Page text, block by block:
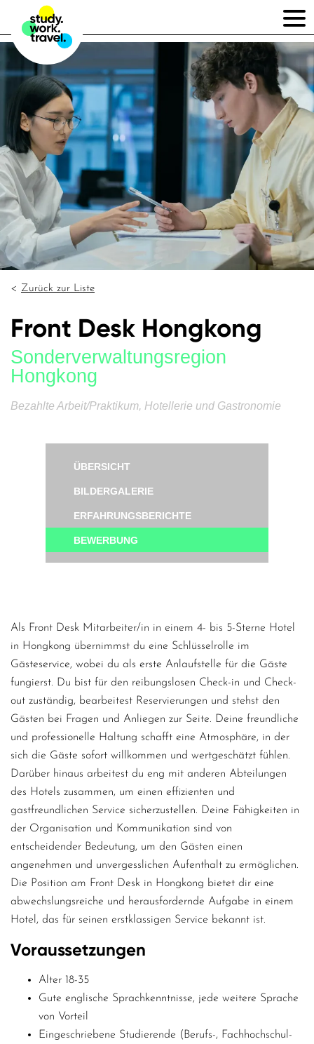
Zurück zur Liste
Front Desk Hongkong
Sonderverwaltungsregion
Hongkong
Bezahlte Arbeit/Praktikum, Hotellerie und Gastronomie
ÜBERSICHT
BILDERGALERIE
ERFAHRUNGSBERICHTE
BEWERBUNG
Als Front Desk Mitarbeiter/in in einem 4- bis 5-Sterne Hotel
in Hongkong übernimmst du eine Schlüsselrolle im
Gästeservice, wobei du als erste Anlaufstelle für die Gäste
fungierst. Du bist für den reibungslosen Check-in und Check-
out zuständig, bearbeitest Reservierungen und stehst den
Gästen bei Fragen und Anliegen zur Seite. Deine freundliche
und professionelle Haltung schafft eine Atmosphäre, in der
sich die Gäste sofort willkommen und wertgeschätzt fühlen.
Darüber hinaus arbeitest du eng mit anderen Abteilungen
des Hotels zusammen, um einen effizienten und
gastfreundlichen Service sicherzustellen. Deine Fähigkeiten in
der Organisation und Kommunikation sind von
entscheidender Bedeutung, um den Gästen einen
angenehmen und unvergesslichen Aufenthalt zu ermöglichen.
Die Position am Front Desk in Hongkong bietet dir eine
abwechslungsreiche und herausfordernde Aufgabe in einem
Hotel, das für seinen erstklassigen Service bekannt ist.
Voraussetzungen
Alter 18-35
Gute englische Sprachkenntnisse, jede weitere Sprache
von Vorteil
Eingeschriebene Studierende (Berufs-, Fachhochschul-